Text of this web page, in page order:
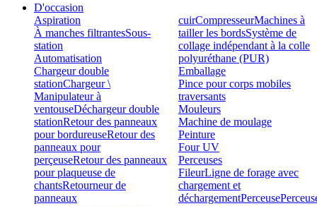
D'occasion
Aspiration
À manches filtrantesSous-
station
Automatisation
Chargeur double
stationChargeur \
Manipulateur à
ventouseDéchargeur double
stationRetour des panneaux
pour bordureuseRetour des
panneaux pour
perçeuseRetour des panneaux
pour plaqueuse de
chantsRetourneur de
panneaux
cuirCompresseurMachines à
tailler les bordsSystème de
collage indépendant à la colle
polyuréthane (PUR)
Emballage
Pince pour corps mobiles
traversants
Mouleurs
Machine de moulage
Peinture
Four UV
Perceuses
FileurLigne de forage avec
chargement et
déchargementPerceuse